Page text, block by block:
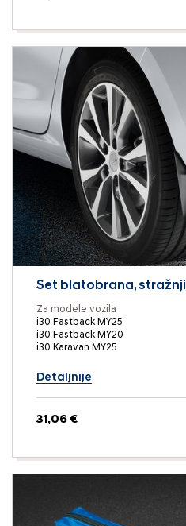
Set blatobrana, stražnji
Za modele vozila
i30 Fastback MY25
i30 Fastback MY20
i30 Karavan MY25
Detaljnije
31,06 €